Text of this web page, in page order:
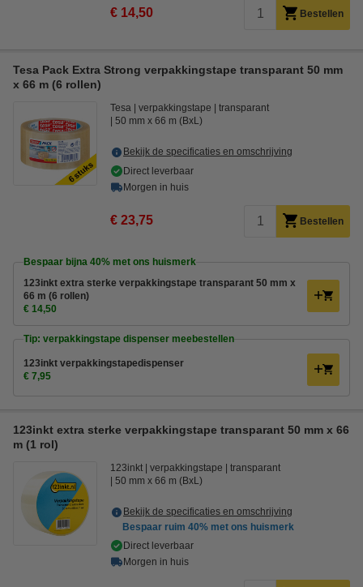
€ 14,50 Bestellen
Tesa Pack Extra Strong verpakkingstape transparant 50 mm
x 66 m (6 rollen)
Tesa verpakkingstape
transparant
50 mm x 66 m (BxL)
Bekijk de specificaties en omschrijving
Direct leverbaar
Morgen in huis
€ 23,75 Bestellen
Bespaar bijna 40% met ons huismerk
123inkt extra sterke verpakkingstape transparant 50 mm x
66 m (6 rollen)
€ 14,50
Tip: verpakkingstape dispenser meebestellen
123inkt verpakkingstapedispenser
€ 7,95
123inkt extra sterke verpakkingstape transparant 50 mm x 66
m (1 rol)
123inkt verpakkingstape
transparant
50 mm x 66 m (BxL)
Bekijk de specificaties en omschrijving
Bespaar ruim 40% met ons huismerk
Direct leverbaar
Morgen in huis